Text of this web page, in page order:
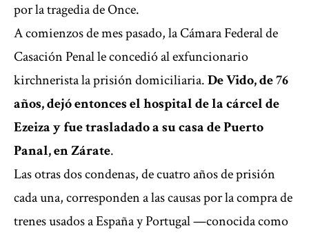
por la tragedia de Once.
A comienzos de mes pasado, la Cámara Federal de
Casación Penal le concedió al exfuncionario
kirchnerista la prisión domiciliaria.De Vido, de 76
años, dejó entonces el hospital de la cárcel de
Ezeiza y fue trasladado a su casa de Puerto
Panal, en Zárate.
Las otras dos condenas, de cuatro años de prisión
cada una, corresponden a las causas por la compra de
trenes usados a España y Portugal —conocida como